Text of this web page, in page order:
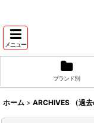
メニュー
ブランド別
ホーム > ARCHIVES （過去